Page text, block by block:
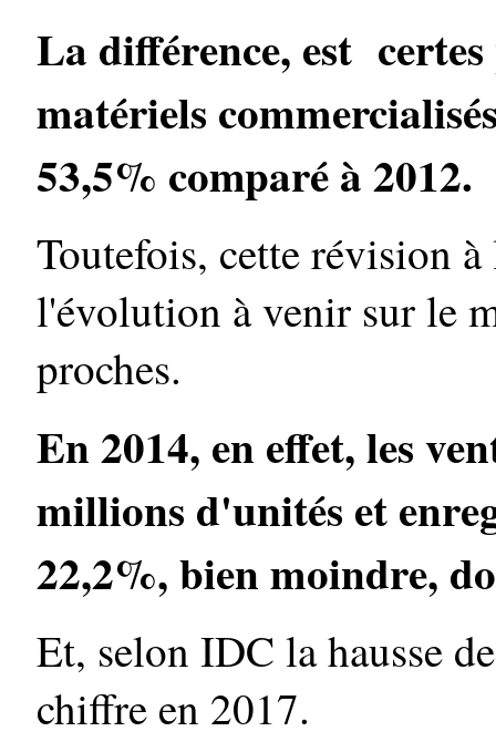
La différence, est
matériels
53,5% comparé à 2012.
Toutefois, cette révision
l'évolution à venir sur le
proches.
En 2014, en effet, les
millions d'unités et
22,2%, bien moindre,
Et, selon IDC la hausse
chiffre en 2017.